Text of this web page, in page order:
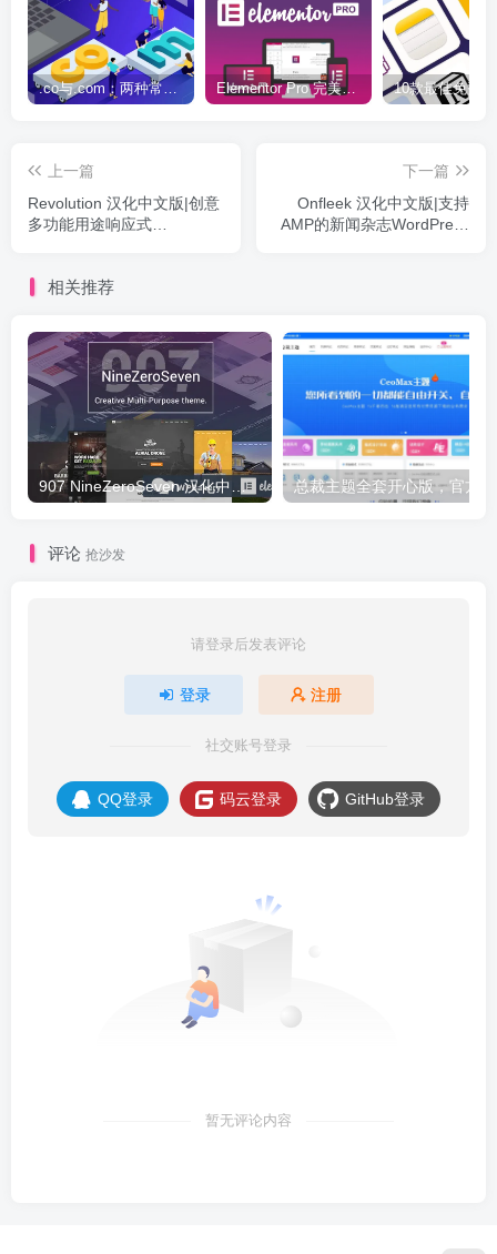
.co与.com：两种常用域名后缀名完全指南 Elementor Pro 完美汉化中文版（含全套模板）|可视化编辑页面自定义设计WordPress插件
上一篇
Revolution 汉化中文版|创意
多功能用途响应式
下一篇
Onfleek 汉化中文版|支持
AMP的新闻杂志WordPress
相关推荐
907 NineZeroSeven 汉化中文版|多用途多功能企业WordPress主题下载
评论 抢沙发
请登录后发表评论
登录 注册
社交账号登录
QQ登录 码云登录 GitHub登录
暂无评论内容